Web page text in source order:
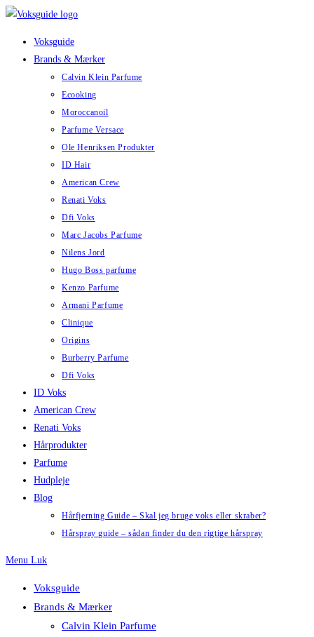
Skip
Voksguide
Brands & Mærker
Calvin Klein Parfume
Ecooking
Moroccanoil
Parfume Versace
Ole Henriksen Produkter
ID Hair
American Crew
Renati Voks
Dfi Voks
Marc Jacobs Parfume
Nilens Jord
Hugo Boss parfume
Kenzo Parfume
Armani Parfume
Clinique
Origins
Burberry Parfume
Dfi Voks
ID Voks
American Crew
Renati Voks
Hårprodukter
Parfume
Hudpleje
Blog
Hårfjerning Guide – Skal jeg bruge voks eller skraber?
Hårspray guide – sådan finder du den rigtige hårspray
Menu Luk
Voksguide
Brands & Mærker
Calvin Klein Parfume